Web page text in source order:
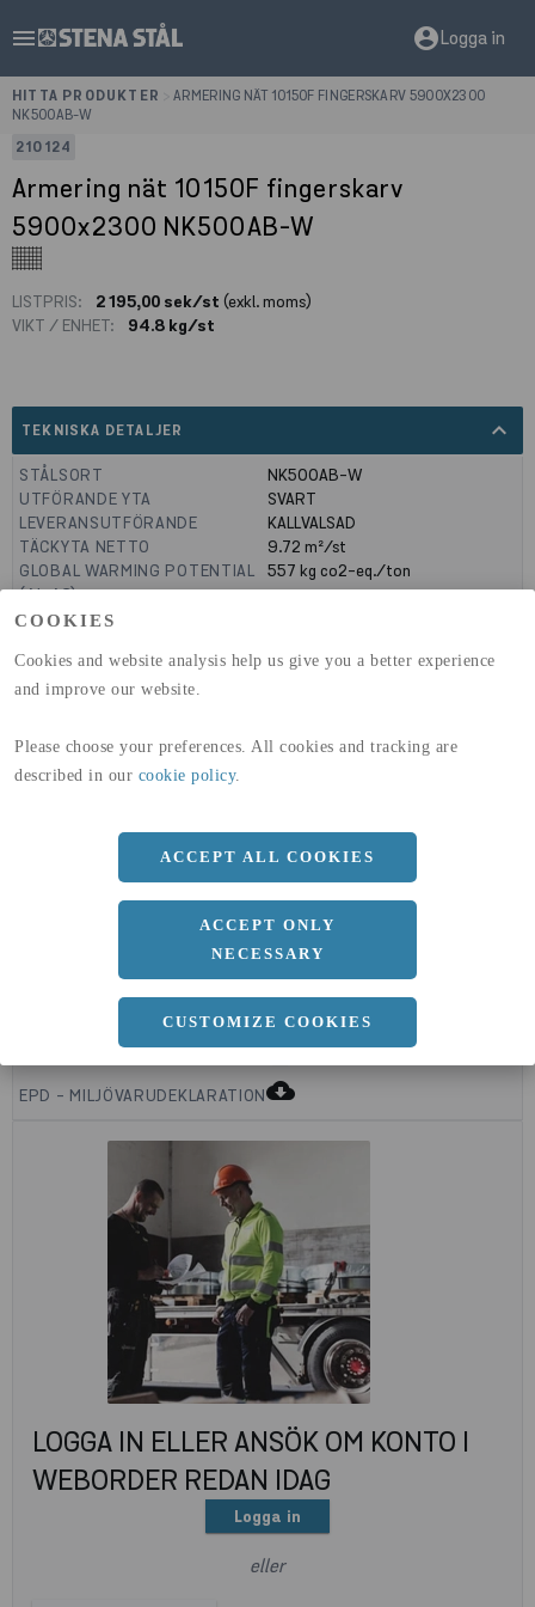
COOKIES
Cookies and website analysis help us give you a better experience
and improve our website.
Please choose your preferences. All cookies and tracking are
described in our cookie policy.
ACCEPT ALL COOKIES
ACCEPT ONLY
NECESSARY
CUSTOMIZE COOKIES
menu account_circleLogga in
HITTA PRODUKTER
ARMERING NÄT 10150F FINGERSKARV 5900X2300
NK500AB-W
210124
Armering nät 10150F fingerskarv
5900x2300 NK500AB-W
LISTPRIS: 2 195,00 sek/st (exkl. moms)
VIKT / ENHET:
94.8 kg/st
TEKNISKA DETALJER expand_less
STÅLSORT
NK500AB-W
UTFÖRANDE YTA
SVART
LEVERANSUTFÖRANDE
KALLVALSAD
TÄCKYTA NETTO
9.72 m²/st
GLOBAL WARMING POTENTIAL
(A1-A3)
557 kg co2-eq./ton
GLOBAL WARMING POTENTIAL
DIMENSIONER
b
0 MM
Längd
5900 MM
cloud_download
EPD - MILJÖVARUDEKLARATIONcloud_download
LOGGA IN ELLER ANSÖK OM KONTO I
WEBORDER REDAN IDAG
Logga in
eller